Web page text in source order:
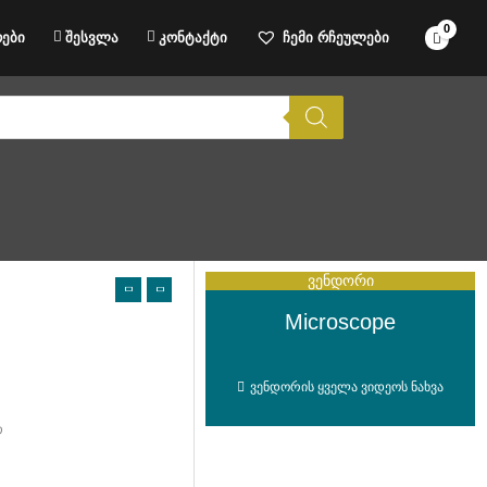
შესვლა კონტაქტი ჩემი რჩეულები
ვენდორი
Microscope
ვენდორის ყველა ვიდეოს ნახვა